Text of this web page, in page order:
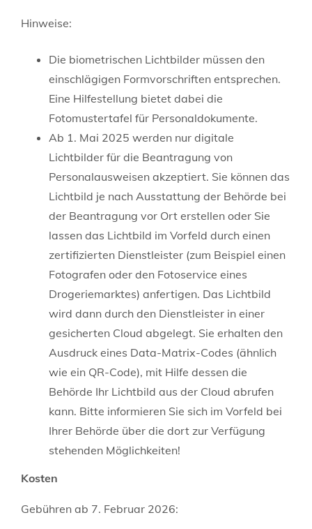
Hinweise:
Die biometrischen Lichtbilder müssen den
einschlägigen Formvorschriften entsprechen.
Eine Hilfestellung bietet dabei die
Fotomustertafel für Personaldokumente.
Ab 1. Mai 2025 werden nur digitale
Lichtbilder für die Beantragung von
Personalausweisen akzeptiert. Sie können das
Lichtbild je nach Ausstattung der Behörde bei
der Beantragung vor Ort erstellen oder Sie
lassen das Lichtbild im Vorfeld durch einen
zertifizierten Dienstleister (zum Beispiel einen
Fotografen oder den Fotoservice eines
Drogeriemarktes) anfertigen. Das Lichtbild
wird dann durch den Dienstleister in einer
gesicherten Cloud abgelegt. Sie erhalten den
Ausdruck eines Data-Matrix-Codes (ähnlich
wie ein QR-Code), mit Hilfe dessen die
Behörde Ihr Lichtbild aus der Cloud abrufen
kann. Bitte informieren Sie sich im Vorfeld bei
Ihrer Behörde über die dort zur Verfügung
stehenden Möglichkeiten!
Kosten
Gebühren ab 7. Februar 2026: